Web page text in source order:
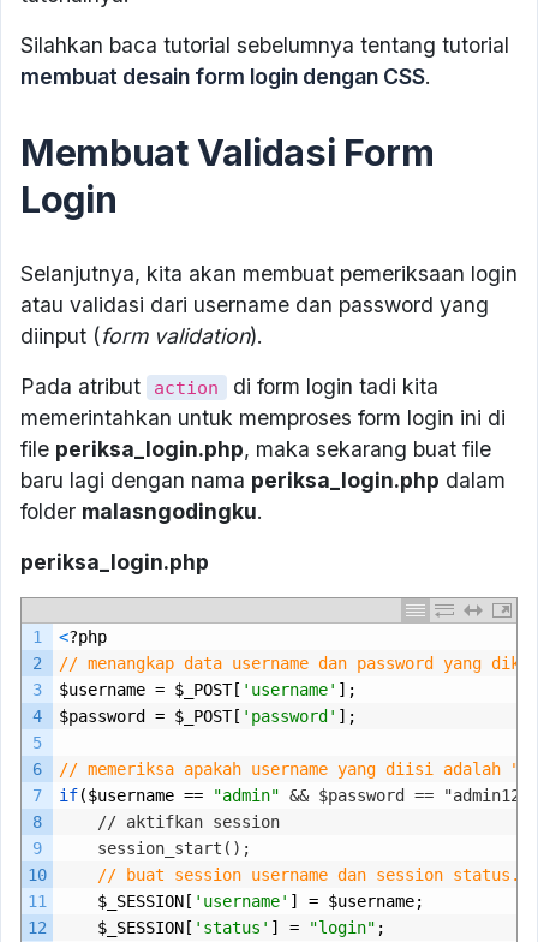
Silahkan baca tutorial sebelumnya tentang tutorial
membuat desain form login dengan CSS.
Membuat Validasi Form
Login
Selanjutnya, kita akan membuat pemeriksaan login
atau validasi dari username dan password yang
diinput (form validation).
Pada atribut
action
di form login tadi kita
memerintahkan untuk memproses form login ini di
file periksa_login.php, maka sekarang buat file
baru lagi dengan nama periksa_login.php dalam
folder malasngodingku.
periksa_login.php
1
2
3
4
5
6
7
8
9
10
11
12
<?php
// menangkap data username dan password yang
$username = $ _POST[ 'username' ];
$password = $ _POST[ 'password' ];
// memeriksa apakah username yang diisi adalah
if($username == "admin" && $password ==
	// aktifkan session
	session_start();
// buat session username dan session
$ _SESSION [ 'username' ] = $username;
$ _SESSION [ 'status' ] = "login" ;